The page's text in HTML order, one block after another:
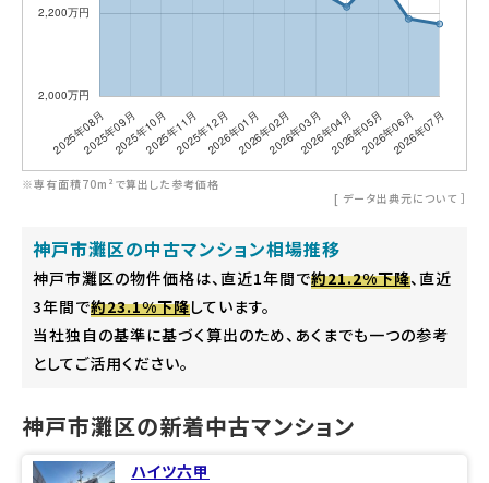
※専有面積70m²で算出した参考価格
[ データ出典元について ］
神戸市灘区の中古マンション相場推移
神戸市灘区の物件価格は、直近1年間で約21.2%下降、直近
3年間で約23.1%下降しています。
当社独自の基準に基づく算出のため、あくまでも一つの参考
としてご活用ください。
神戸市灘区の新着中古マンション
ハイツ六甲